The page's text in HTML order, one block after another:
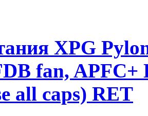
XPG
fan,
all caps) RET